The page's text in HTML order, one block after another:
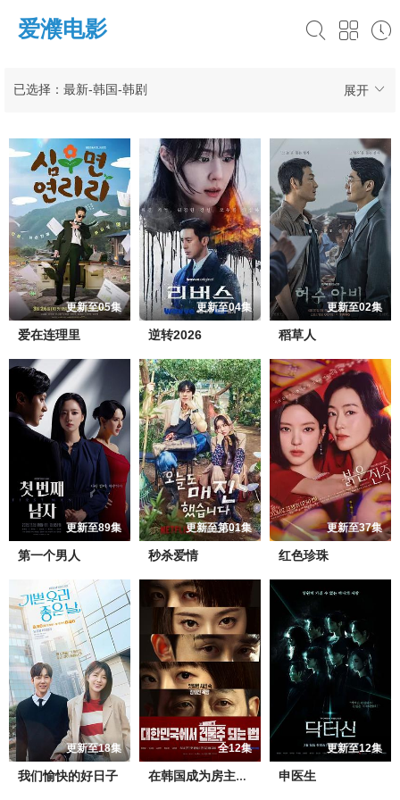
爱濮电影
展开
已选择：最新-韩国-韩剧
更新至05集
爱在连理里
更新至04集
逆转2026
更新至02集
稻草人
更新至89集
第一个男人
更新至第01集
秒杀爱情
更新至37集
红色珍珠
更新至18集
我们愉快的好日子
全12集
在韩国成为房主的方法
更新至12集
申医生